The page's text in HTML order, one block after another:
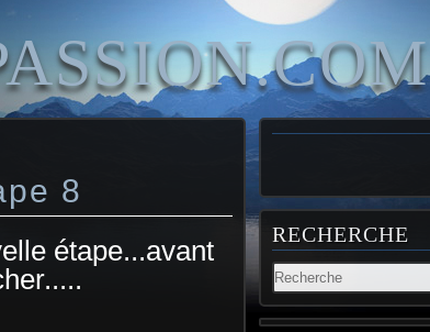
8
étape...avant
RECHERCHE